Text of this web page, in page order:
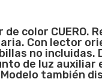
de color CUERO.
Con lector
no
de luz
también